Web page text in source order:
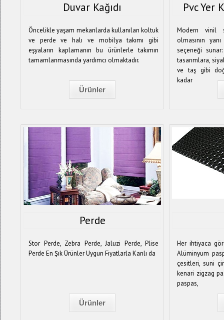
Duvar Kağıdı
Öncelikle yaşam mekanlarda kullanılan koltuk
ve perde ve halı ve mobilya takımı gibi
eşyaların kaplamanın bu ürünlerle takımın
tamamlanmasında yardımcı olmaktadır.
Ürünler
Pvc Yer
Modern vinil
olmasının
seçeneği
tasarımlara,
ve taş gibi
kadar
Perde
Stor Perde, Zebra Perde, Jaluzi Perde, Plise
Perde En Şık Ürünler Uygun Fiyatlarla Kanlı da
Ürünler
Her ihtiyaca
Alüminyum
çesitleri, suni
kenari zigzag
paspas,